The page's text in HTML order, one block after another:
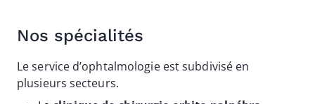
Nos spécialités
Le service d’ophtalmologie est subdivisé en
plusieurs secteurs.